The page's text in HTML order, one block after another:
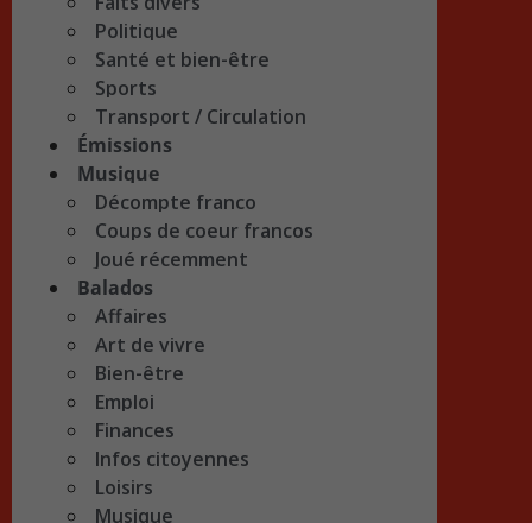
Politique
Santé et bien-être
Sports
Transport / Circulation
Émissions
Musique
Décompte franco
Coups de coeur francos
Joué récemment
Balados
Affaires
Art de vivre
Bien-être
Emploi
Finances
Infos citoyennes
Loisirs
Musique